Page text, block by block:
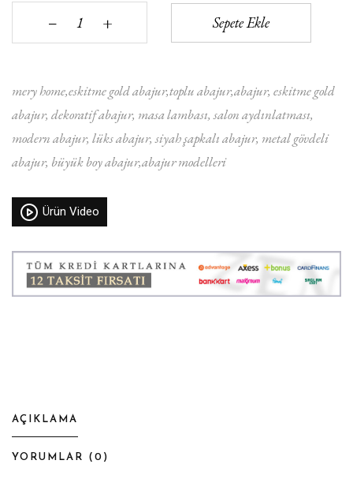
‒ + Sepete Ekle
mery homeeskitme gold abajurtoplu abajurabajur eskitme gold
abajur dekoratif abajur masa lambası salon aydınlatması
modern abajur lüks abajur siyah şapkalı abajur metal gövdeli
abajur büyük boy abajurabajur modelleri
Ürün Video
AÇIKLAMA
YORUMLAR ( 0 )